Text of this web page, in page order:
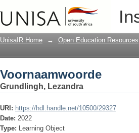
Voornaamwoorde
UnisaIR Home → Open Education Resources
Voornaamwoorde
Grundlingh, Lezandra
URI: https://hdl.handle.net/10500/29327
Date: 2022
Type: Learning Object